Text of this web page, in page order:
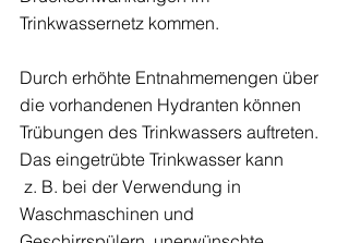
Trinkwassernetz kommen.
Durch erhöhte Entnahmemengen über
die vorhandenen Hydranten können
Trübungen des Trinkwassers auftreten.
Das eingetrübte Trinkwasser kann
Waschmaschinen und